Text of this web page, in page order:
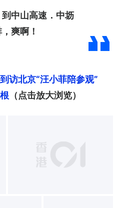
中山高速．中坜
爽啊！
访北京“汪小菲陪参观”
（点击放大浏览）